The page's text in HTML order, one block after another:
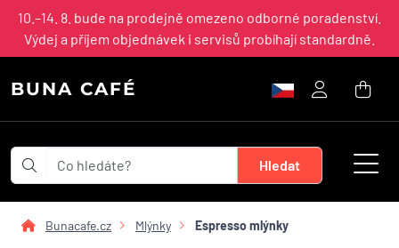
10.–14. 8. bude na prodejně omezeno odborné poradenství.
Výdej a příjem objednávek i servisů probíhají standardně.
BUNA CAFÉ
Bunacafe.cz Mlýnky Espresso mlýnky